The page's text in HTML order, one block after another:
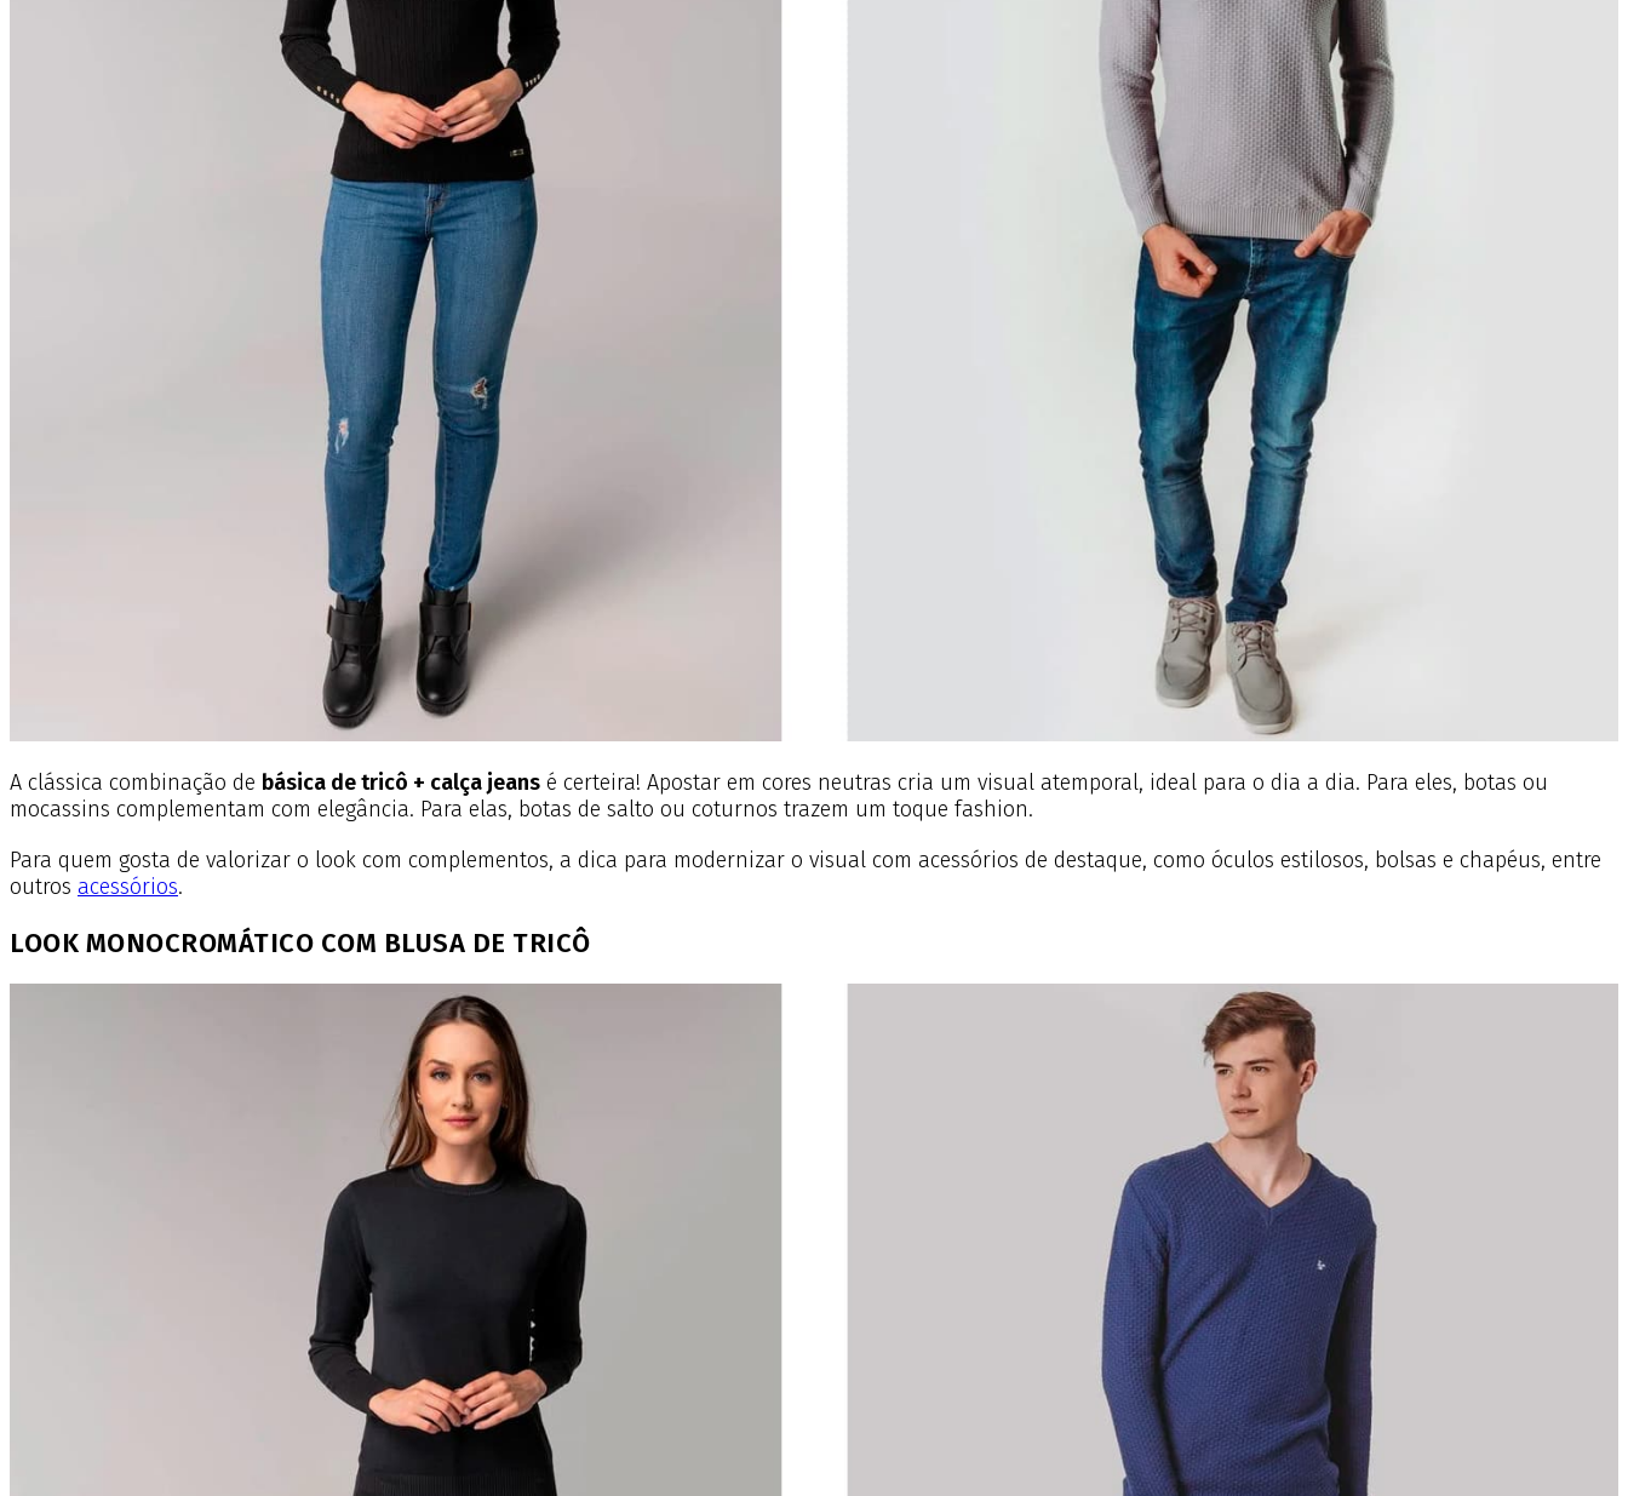
A clássica combinação de básica de tricô + calça jeans é certeira! Apostar em cores neutras cria um visual atemporal, ideal para o dia a dia. Para eles, botas ou
mocassins complementam com elegância. Para elas, botas de salto ou coturnos trazem um toque fashion.
Para quem gosta de valorizar o look com complementos, a dica para modernizar o visual com acessórios de destaque, como óculos estilosos, bolsas e chapéus, entre
outros acessórios.
LOOK MONOCROMÁTICO COM BLUSA DE TRICÔ